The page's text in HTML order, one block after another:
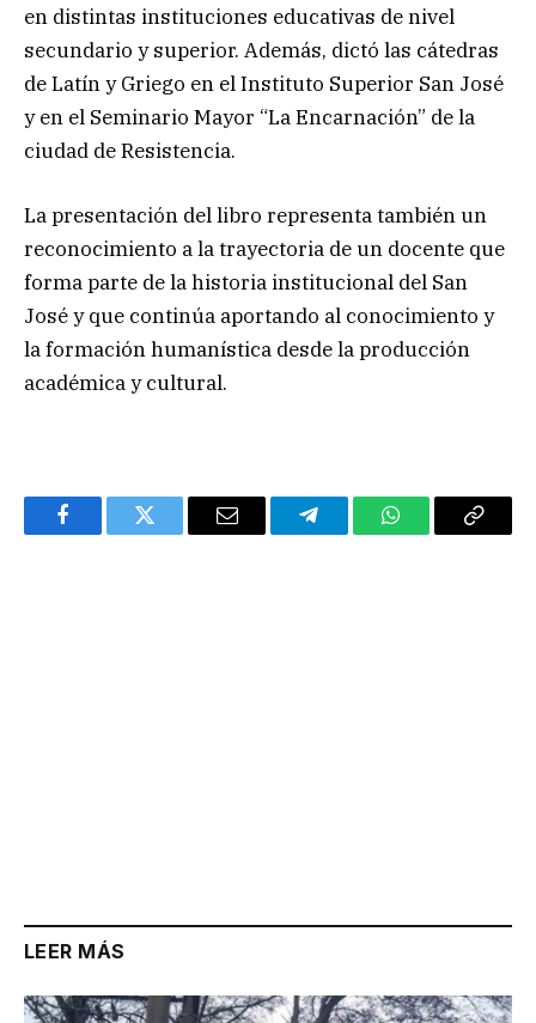
en distintas instituciones educativas de nivel
secundario y superior. Además, dictó las cátedras
de Latín y Griego en el Instituto Superior San José
y en el Seminario Mayor “La Encarnación” de la
ciudad de Resistencia.
La presentación del libro representa también un
reconocimiento a la trayectoria de un docente que
forma parte de la historia institucional del San
José y que continúa aportando al conocimiento y
la formación humanística desde la producción
académica y cultural.
FacebookTwitter Email TelegramWhatsAppCopy
LEER MÁS